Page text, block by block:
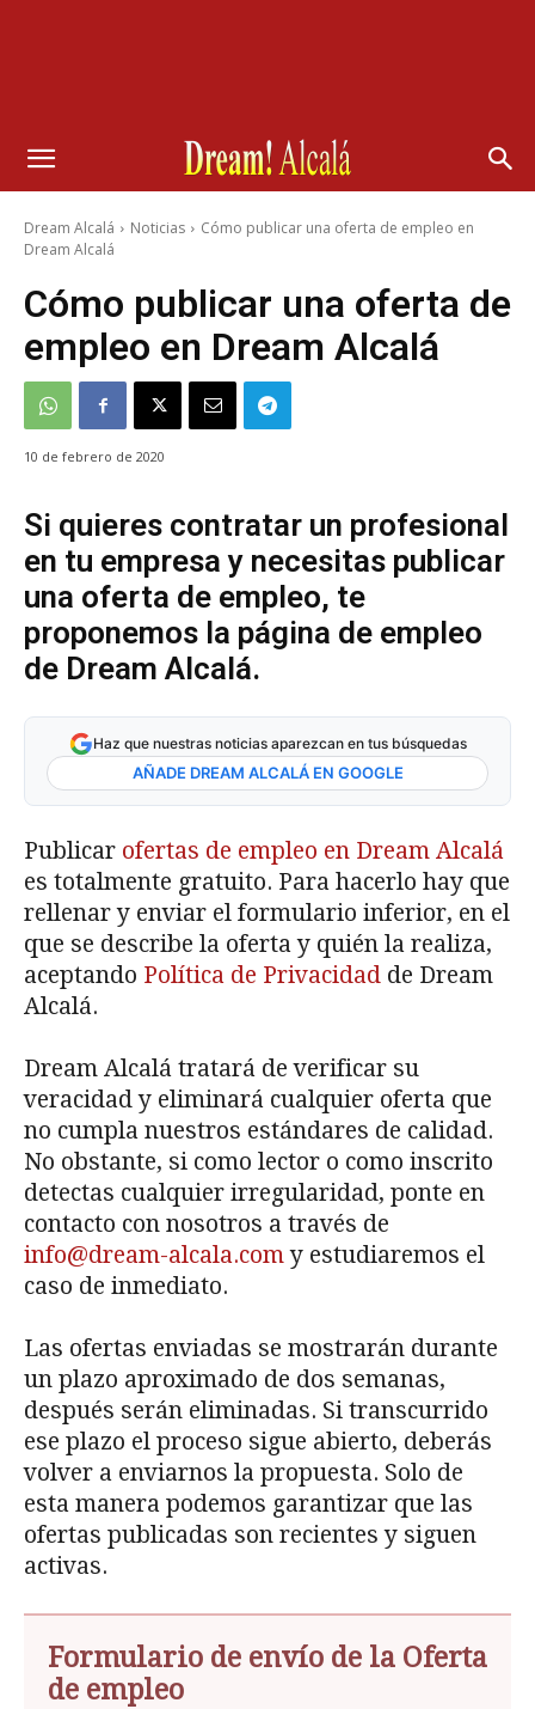
Dream Alcalá Noticias
Cómo publicar una oferta de empleo en
Dream Alcalá
Cómo publicar una oferta de
empleo en Dream Alcalá
10 de febrero de 2020
Si quieres contratar un profesional
en tu empresa y necesitas publicar
una oferta de empleo, te
proponemos la página de empleo
de Dream Alcalá.
Haz que nuestras noticias aparezcan en tus búsquedas
AÑADE DREAM ALCALÁ EN GOOGLE
Publicar ofertas de empleo en Dream Alcalá
es totalmente gratuito. Para hacerlo hay que
rellenar y enviar el formulario inferior, en el
que se describe la oferta y quién la realiza,
aceptando Política de Privacidad de Dream
Alcalá.
Dream Alcalá tratará de verificar su
veracidad y eliminará cualquier oferta que
no cumpla nuestros estándares de calidad.
No obstante, si como lector o como inscrito
detectas cualquier irregularidad, ponte en
contacto con nosotros a través de
info@dream-alcala.comy estudiaremos el
caso de inmediato.
Las ofertas enviadas se mostrarán durante
un plazo aproximado de dos semanas,
después serán eliminadas. Si transcurrido
ese plazo el proceso sigue abierto, deberás
volver a enviarnos la propuesta. Solo de
esta manera podemos garantizar que las
ofertas publicadas son recientes y siguen
activas.
Formulario de envío de la Oferta
de empleo